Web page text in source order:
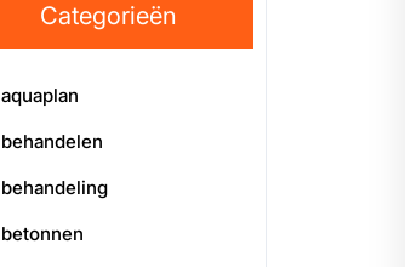
Categorieën
aquaplan
behandelen
behandeling
betonnen